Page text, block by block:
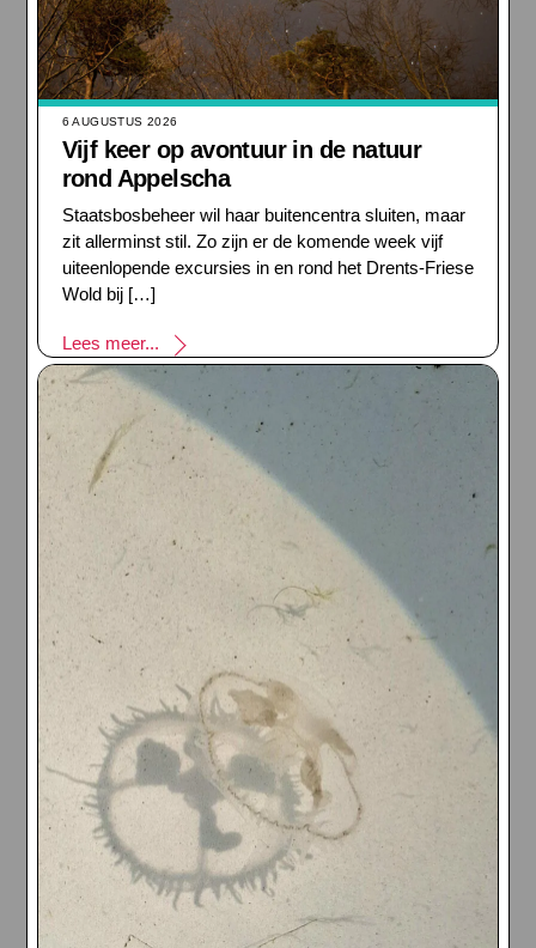
6 AUGUSTUS 2026
Vijf keer op avontuur in de natuur
rond Appelscha
Staatsbosbeheer wil haar buitencentra sluiten, maar
zit allerminst stil. Zo zijn er de komende week vijf
uiteenlopende excursies in en rond het Drents-Friese
Wold bij […]
Lees meer...